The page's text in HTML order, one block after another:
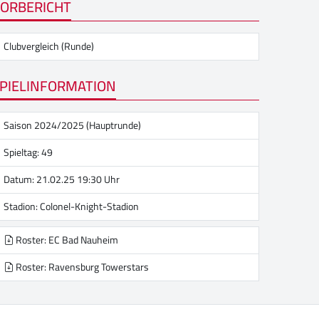
Clubvergleich (Runde)
Saison 2024/2025 (Hauptrunde)
Spieltag: 49
Datum: 21.02.25 19:30 Uhr
Stadion:Colonel-Knight-Stadion
Roster: EC Bad Nauheim
Roster: Ravensburg Towerstars